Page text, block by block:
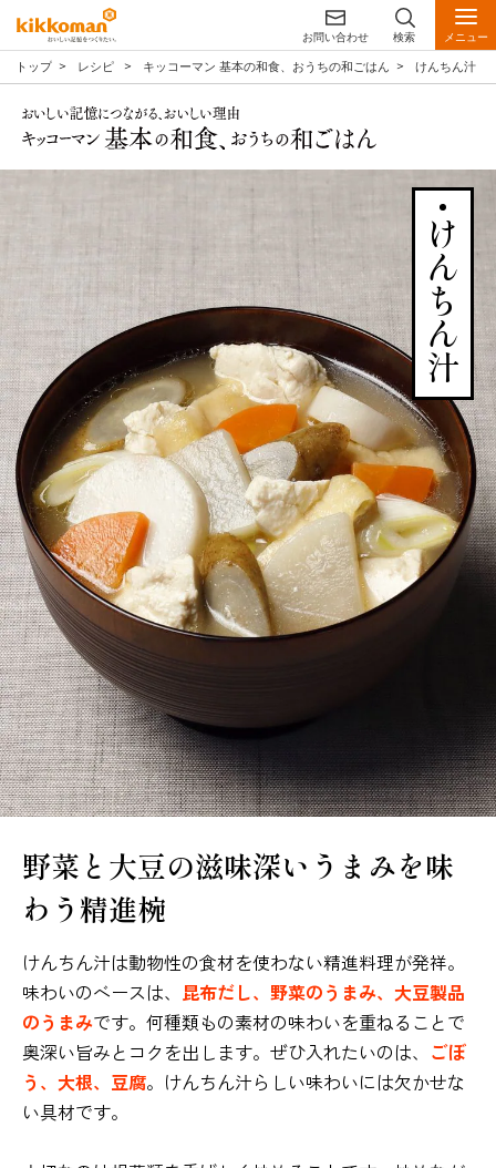
お問い合わせ 検索 メニュー
トップ レシピ キッコーマン 基本の和食、おうちの和ごはん けんちん汁
けんちん汁
野菜と大豆の滋味深いうまみを味
わう精進椀
けんちん汁は動物性の食材を使わない精進料理が発祥。
味わいのベースは、
昆布だし、野菜のうまみ、大豆製品
のうまみです。何種類もの素材の味わいを重ねることで
奥深い旨みとコクを出します。ぜひ入れたいのは、 ごぼ
う、大根、豆腐。けんちん汁らしい味わいには欠かせな
い具材です。